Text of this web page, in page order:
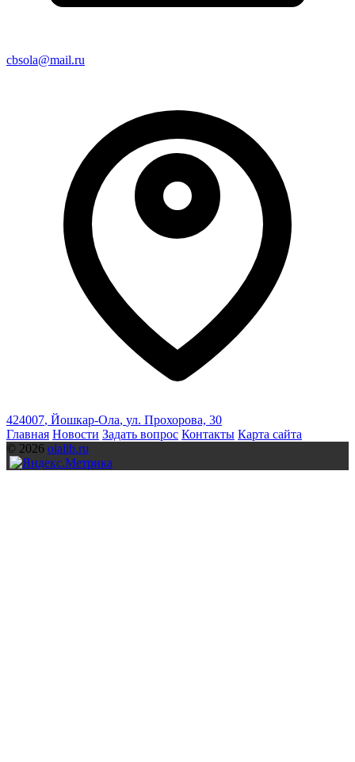
cbsola@mail.ru
424007, Йошкар-Ола, ул. Прохорова, 30
Главная Новости Задать вопрос Контакты Карта сайта
© 2026 olalib.ru